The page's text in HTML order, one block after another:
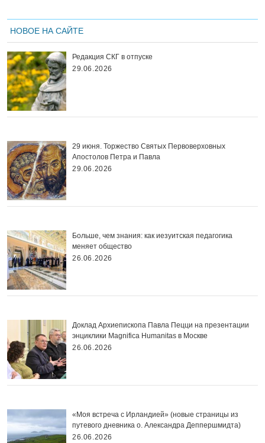
НОВОЕ НА САЙТЕ
Редакция СКГ в отпуске
29.06.2026
29 июня. Торжество Святых Первоверховных
Апостолов Петра и Павла
29.06.2026
Больше, чем знания: как иезуитская педагогика
меняет общество
26.06.2026
Доклад Архиепископа Павла Пецци на презентации
энциклики Magnifica Нumanitas в Москве
26.06.2026
«Моя встреча с Ирландией» (новые страницы из
путевого дневника о. Александра Деппершмидта)
26.06.2026